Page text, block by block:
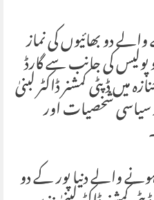
دو بھائیوں کی نماز
پولیس کی جانب سے گارڈ
میں ڈپٹی کمشنر ڈاکٹر لبنیٰ
سیاسی شخصیات اور
والے دنیا پور کے دو